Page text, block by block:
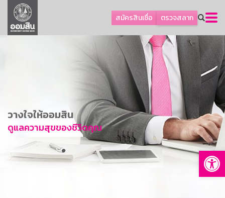
สมัครสินเชื่อ ตรวจสลาก
ลูกค้าธุรกิจ
ลูกค้าผู้ประกอบรายย่อย
การพัฒนาที่ยั่งยืน
ข่าวสาร
บริการทางการเงิน
อื่นๆ
วางใจให้ออมสิน
ดูแลความสุขของชีวิตคุณ